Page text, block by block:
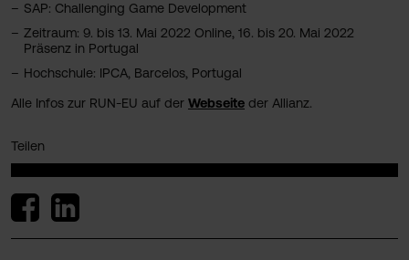
SAP: Challenging Game Development
Zeitraum: 9. bis 13. Mai 2022 Online, 16. bis 20. Mai 2022
Präsenz in Portugal
Hochschule: IPCA, Barcelos, Portugal
Alle Infos zur RUN-EU auf der Webseite der Allianz.
Teilen